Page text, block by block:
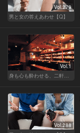
Vol.279
男と女の答えあわせ【Q】
Vol.1
身も心も酔わせる、二軒目の切り札
Vol.288